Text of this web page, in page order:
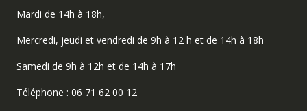
Mardi de 14h à 18h,
Mercredi, jeudi et vendredi de 9h à 12 h et de 14h à 18h
Samedi de 9h à 12h et de 14h à 17h
Téléphone : 06 71 62 00 12